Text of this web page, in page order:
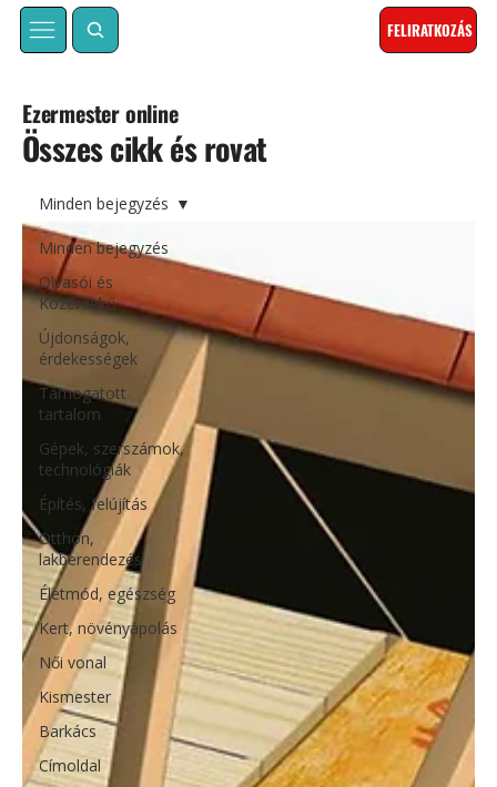
FELIRATKOZÁS
Összes cikk és rovat
Ezermester online
Minden bejegyzés
Olvasói és
Közérdekű
Újdonságok,
érdekességek
Támogatott
tartalom
Gépek, szerszámok,
technológiák
Építés, felújítás
Otthon,
lakberendezés
Életmód, egészség
Kert, növényápolás
Női vonal
Kismester
Barkács
Címoldal
Minden bejegyzés